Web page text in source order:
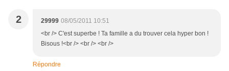
2 29999 08/05/2011 10:51
<br /> C'est superbe ! Ta famille a du trouver cela hyper bon !
Bisous !<br /> <br /> <br />
Répondre